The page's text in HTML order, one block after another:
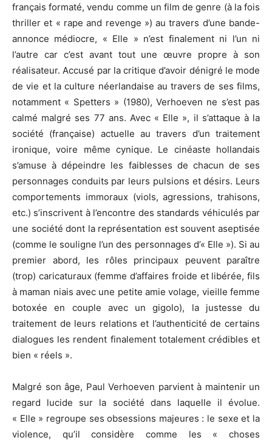
français formaté, vendu comme un film de genre (à la fois
thriller et « rape and revenge ») au travers d’une bande-
annonce médiocre, « Elle » n’est finalement ni l’un ni
l’autre car c’est avant tout une œuvre propre à son
réalisateur. Accusé par la critique d’avoir dénigré le mode
de vie et la culture néerlandaise au travers de ses films,
notamment « Spetters » (1980), Verhoeven ne s’est pas
calmé malgré ses 77 ans. Avec « Elle », il s’attaque à la
société (française) actuelle au travers d’un traitement
ironique, voire même cynique. Le cinéaste hollandais
s’amuse à dépeindre les faiblesses de chacun de ses
personnages conduits par leurs pulsions et désirs. Leurs
comportements immoraux (viols, agressions, trahisons,
etc.) s’inscrivent à l’encontre des standards véhiculés par
une société dont la représentation est souvent aseptisée
(comme le souligne l’un des personnages d’« Elle »). Si au
premier abord, les rôles principaux peuvent paraître
(trop) caricaturaux (femme d’affaires froide et libérée, fils
à maman niais avec une petite amie volage, vieille femme
botoxée en couple avec un gigolo), la justesse du
traitement de leurs relations et l’authenticité de certains
dialogues les rendent finalement totalement crédibles et
bien « réels ».
Malgré son âge, Paul Verhoeven parvient à maintenir un
regard lucide sur la société dans laquelle il évolue.
« Elle » regroupe ses obsessions majeures : le sexe et la
violence, qu’il considère comme les « choses